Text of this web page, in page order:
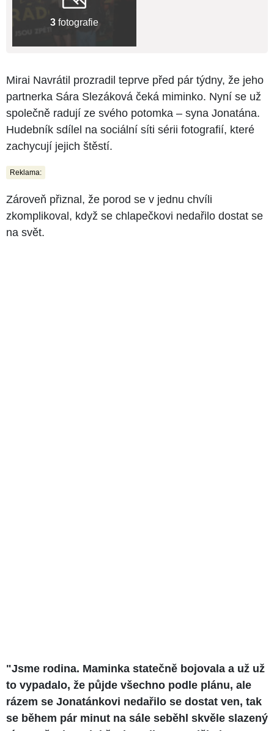
3 fotografie
Mirai Navrátil prozradil teprve před pár týdny, že jeho
partnerka Sára Slezáková čeká miminko. Nyní se už
společně radují ze svého potomka –⁠⁠⁠⁠⁠⁠ syna Jonatána.
Hudebník sdílel na sociální síti sérii fotografií, které
zachycují jejich štěstí.
Reklama:
Zároveň přiznal, že porod se v jednu chvíli
zkomplikoval, když se chlapečkovi nedařilo dostat se
na svět.
"Jsme rodina. Maminka statečně bojovala a už už
to vypadalo, že půjde všechno podle plánu, ale
rázem se Jonatánkovi nedařilo se dostat ven, tak
se během pár minut na sále seběhl skvěle slazený